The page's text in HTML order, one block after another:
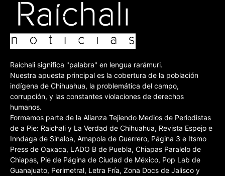
Raíchali significa "palabra" en lengua rarámuri.
Nuestra apuesta principal es la cobertura de la población
indígena de Chihuahua, la problemática del campo,
corrupción, y las constantes violaciones de derechos
humanos.
Formamos parte de la Alianza Tejiendo Medios de Periodistas
de a Pie: Raichali y La Verdad de Chihuahua, Revista Espejo e
Inndaga de Sinaloa, Amapola de Guerrero, Página 3 e Itsmo
Press de Oaxaca, LADO B de Puebla, Chiapas Paralelo de
Chiapas, Pie de Página de Ciudad de México, Pop Lab de
Guanajuato, Perimetral, Letra Fría, Zona Docs de Jalisco y